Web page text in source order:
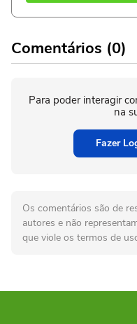
Comentários (0)
Para poder interagir
na
Fazer
Os comentários são de
autores e não
que viole os termos de